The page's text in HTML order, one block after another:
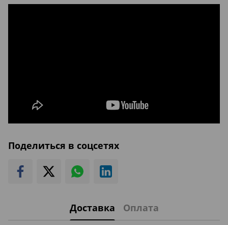
Поделиться в соцсетях
Доставка Оплата